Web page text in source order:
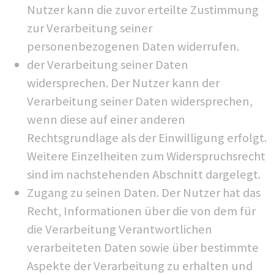
Nutzer kann die zuvor erteilte Zustimmung
zur Verarbeitung seiner
personenbezogenen Daten widerrufen.
der Verarbeitung seiner Daten
widersprechen. Der Nutzer kann der
Verarbeitung seiner Daten widersprechen,
wenn diese auf einer anderen
Rechtsgrundlage als der Einwilligung erfolgt.
Weitere Einzelheiten zum Widerspruchsrecht
sind im nachstehenden Abschnitt dargelegt.
Zugang zu seinen Daten. Der Nutzer hat das
Recht, Informationen über die von dem für
die Verarbeitung Verantwortlichen
verarbeiteten Daten sowie über bestimmte
Aspekte der Verarbeitung zu erhalten und